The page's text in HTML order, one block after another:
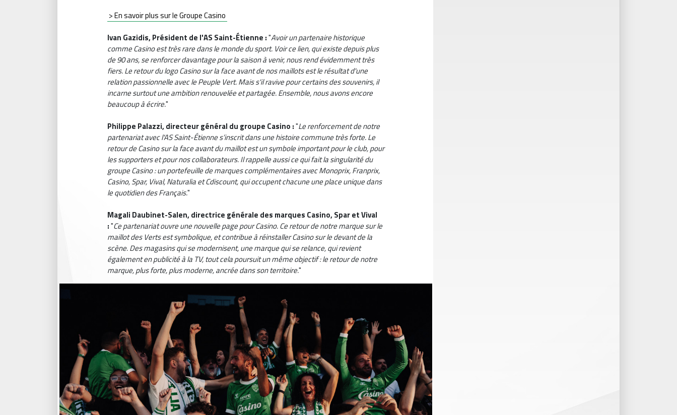
> En savoir plus sur le Groupe Casino
Ivan Gazidis, Président de l'AS Saint-Étienne :"Avoir un partenaire historique
comme Casino est très rare dans le monde dusport. Voir ce lien, quiexiste depuis plus
de 90 ans, se renforcer davantage pour la saison à venir, nous rend évidemment très
fiers. Le retour du logo Casino sur la face avant de nos maillots est le résultat d'une
relation passionnelle avec le Peuple Vert. Mais s'il ravive pour certains des souvenirs, il
incarne surtout une ambition renouvelée et partagée. Ensemble, nous avons encore
beaucoup à écrire."
Philippe Palazzi, directeur général du groupe Casino :"Le renforcement de notre
partenariat avec l'AS Saint-Étienne s’inscrit dans une histoire commune très forte. Le
retour de Casino sur la face avant du maillot est un symbole important pour le club, pour
les supporters et pour nos collaborateurs. Il rappelle aussi ce qui fait la singularité du
groupe Casino : un portefeuille de marques complémentaires avec Monoprix, Franprix,
Casino, Spar, Vival, Naturalia et Cdiscount, qui occupent chacune une place unique dans
le quotidien des Français."
Magali Daubinet-Salen, directrice générale des marques Casino, Spar et Vival
:"Ce partenariat ouvre une nouvelle page pour Casino. Ce retour de notre marque sur le
maillot des Verts est symbolique, et contribue à réinstaller Casino sur le devant de la
scène. Des magasins qui se modernisent, une marque qui se relance, qui revient
également en publicité à la TV, tout cela poursuit un même objectif : le retour de notre
marque, plus forte, plus moderne, ancrée dans son territoire."